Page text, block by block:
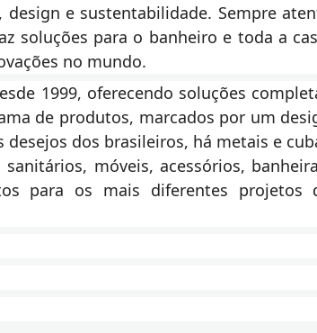
e sustentabilidade. Sempre
soluções para o banheiro e toda a
no mundo.
1999, oferecendo soluções
de produtos, marcados por um
dos brasileiros, há metais e
móveis, acessórios,
para os mais diferentes projetos